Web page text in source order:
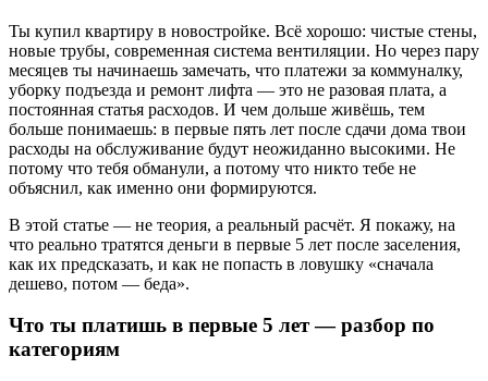
Ты купил квартиру в новостройке. Всё хорошо: чистые стены,
новые трубы, современная система вентиляции. Но через пару
месяцев ты начинаешь замечать, что платежи за коммуналку,
уборку подъезда и ремонт лифта — это не разовая плата, а
постоянная статья расходов. И чем дольше живёшь, тем
больше понимаешь: в первые пять лет после сдачи дома твои
расходы на обслуживание будут неожиданно высокими. Не
потому что тебя обманули, а потому что никто тебе не
объяснил, как именно они формируются.
В этой статье — не теория, а реальный расчёт. Я покажу, на
что реально тратятся деньги в первые 5 лет после заселения,
как их предсказать, и как не попасть в ловушку «сначала
дешево, потом — беда».
Что ты платишь в первые 5 лет — разбор по
категориям